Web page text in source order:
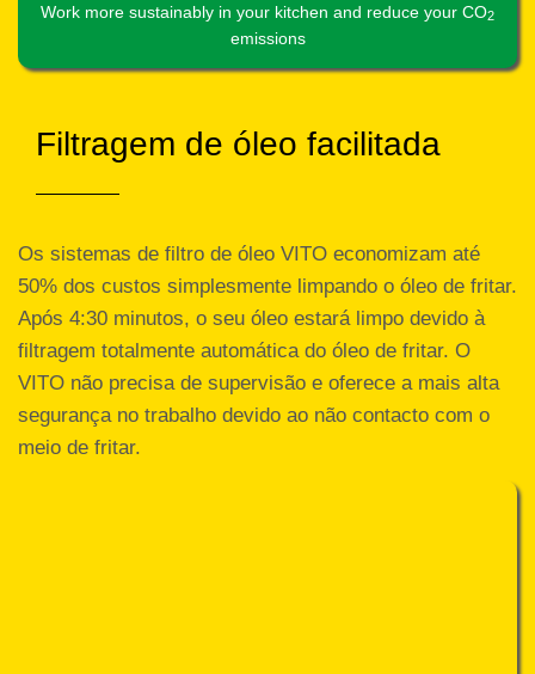
Work more sustainably in your kitchen and reduce your CO2
emissions
Filtragem de óleo facilitada
Os sistemas de filtro de óleo VITO economizam até
50% dos custos simplesmente limpando o óleo de fritar.
Após 4:30 minutos, o seu óleo estará limpo devido à
filtragem totalmente automática do óleo de fritar. O
VITO não precisa de supervisão e oferece a mais alta
segurança no trabalho devido ao não contacto com o
meio de fritar.